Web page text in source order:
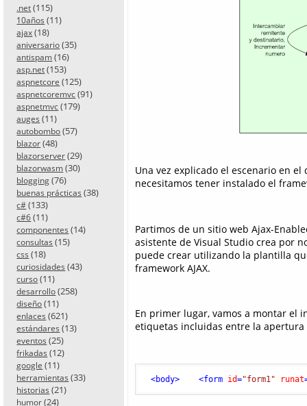
.net (115)
10años (11)
ajax (18)
aniversario (35)
antispam (16)
asp.net (153)
aspnetcore (125)
aspnetcoremvc (91)
aspnetmvc (179)
auges (11)
autobombo (57)
blazor (48)
blazorserver (29)
blazorwasm (30)
blogging (76)
buenas prácticas (38)
c# (133)
c#6 (11)
componentes (14)
consultas (15)
css (18)
curiosidades (43)
curso (11)
desarrollo (258)
diseño (11)
enlaces (621)
estándares (13)
eventos (25)
frikadas (12)
google (11)
herramientas (33)
historias (21)
humor (24)
Una vez explicado el escenario en
necesitamos tener instalado el
Partimos de un sitio web Ajax-
asistente de Visual Studio crea por
puede crear utilizando la plantilla
framework AJAX.
En primer lugar, vamos a montar el
etiquetas incluidas entre la
<body> <form id="form1" runat